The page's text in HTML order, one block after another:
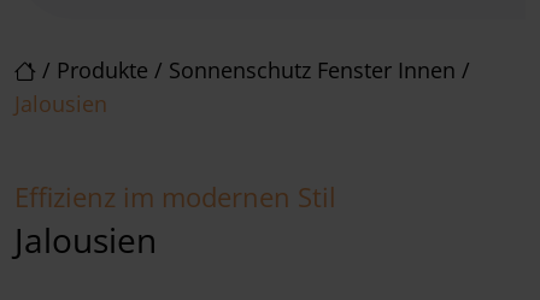
/ Produkte / Sonnenschutz Fenster Innen /
Jalousien
Effizienz im modernen Stil
Jalousien